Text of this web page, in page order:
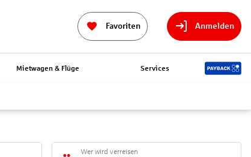
Favoriten Anmelden
Mietwagen & Flüge Services
Wer wird verreisen